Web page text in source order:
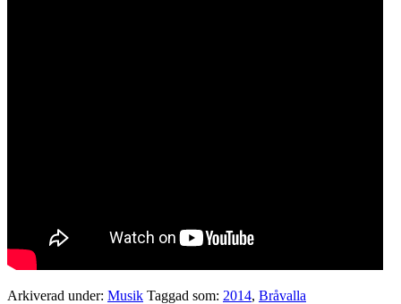
Arkiverad under: Musik Taggad som: 2014, Bråvalla